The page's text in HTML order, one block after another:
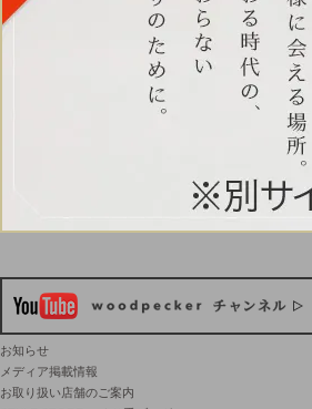
お知らせ
メディア掲載情報
お取り扱い店舗のご案内